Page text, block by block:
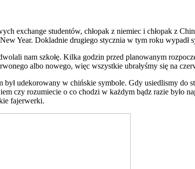
exchange studentów, chłopak z niemiec i chłopak z
Year. Dokladnie drugiego stycznia w tym roku wypadł
nam szkołę. Kilka godzin przed planowanym
albo nowego, więc wszystkie ubrałyśmy się na
był udekorowany w chińskie symbole. Gdy usiedlismy
czy rozumiecie o co chodzi w każdym bądz razie było
fajerwerki.